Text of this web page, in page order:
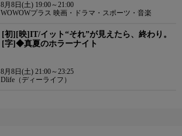
8月8日(土) 19:00～21:00
WOWOWプラス 映画・ドラマ・スポーツ・音楽
[初][映]IT/イット“それ”が見えたら、終わり。
[字]◆真夏のホラーナイト
8月8日(土) 21:00～23:25
Dlife（ディーライフ）